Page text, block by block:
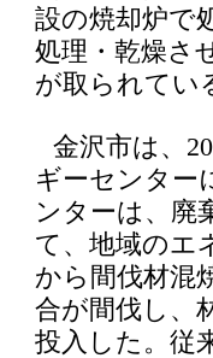
設の焼却炉で
処理・乾燥さ
が取られてい
金沢市は、
ギーセンター
ンターは、廃
て、地域のエ
から間伐材混
合が間伐し、
投入した。従